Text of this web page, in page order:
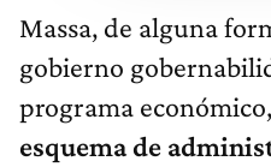
Massa, de alguna
gobierno
programa económico,
esquema de